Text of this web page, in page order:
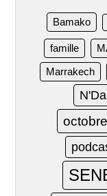
Bamako
famille
Marrakech